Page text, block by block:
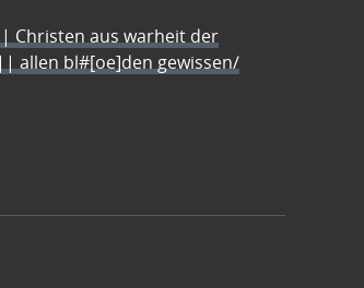
Christen aus warheit der
allen bl#[oe]den gewissen/